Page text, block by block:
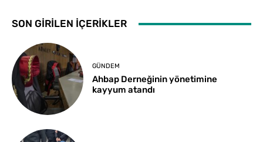
SON GİRİLEN İÇERİKLER
GÜNDEM
Ahbap Derneğinin yönetimine
kayyum atandı